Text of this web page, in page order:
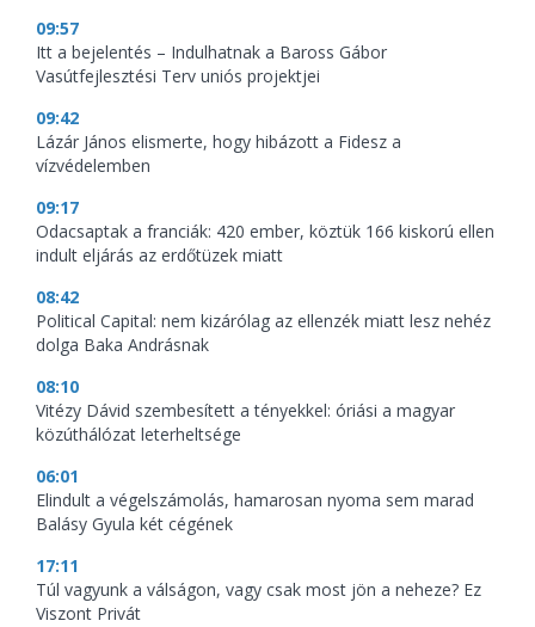
09:57
Itt a bejelentés – Indulhatnak a Baross Gábor
Vasútfejlesztési Terv uniós projektjei
09:42
Lázár János elismerte, hogy hibázott a Fidesz a
vízvédelemben
09:17
Odacsaptak a franciák: 420 ember, köztük 166 kiskorú ellen
indult eljárás az erdőtüzek miatt
08:42
Political Capital: nem kizárólag az ellenzék miatt lesz nehéz
dolga Baka Andrásnak
08:10
Vitézy Dávid szembesített a tényekkel: óriási a magyar
közúthálózat leterheltsége
06:01
Elindult a végelszámolás, hamarosan nyoma sem marad
Balásy Gyula két cégének
17:11
Túl vagyunk a válságon, vagy csak most jön a neheze? Ez
Viszont Privát